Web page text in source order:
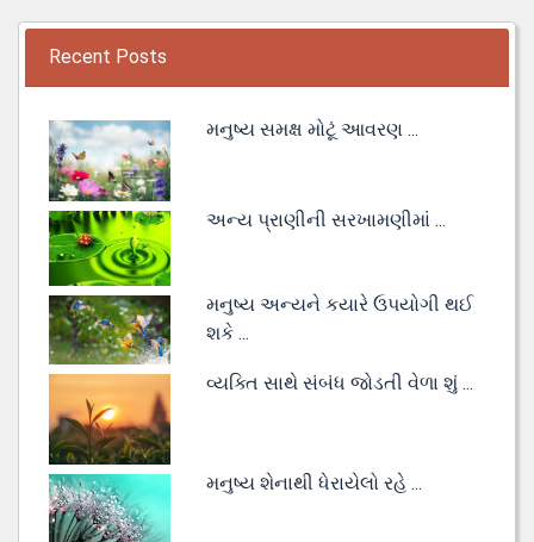
Recent Posts
મનુષ્ય સમક્ષ મોટૂં આવરણ ...
અન્ય પ્રાણીની સરખામણીમાં ...
મનુષ્ય અન્યને કયારે ઉપયોગી થઈ
શકે ...
વ્યક્તિ સાથે સંબંધ જોડતી વેળા શું ...
મનુષ્ય શેનાથી ધેરાયેલો રહે ...